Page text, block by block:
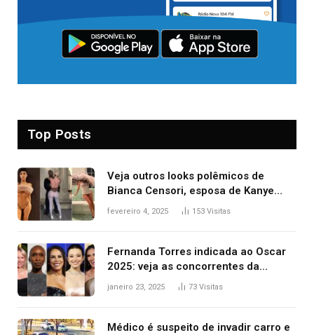
Top Posts
Veja outros looks polêmicos de
Bianca Censori, esposa de Kanye
West que apareceu nua no Grammy
fevereiro 4, 2025 153 Visitas
Fernanda Torres indicada ao Oscar
2025: veja as concorrentes da
brasileira a melhor atriz
janeiro 23, 2025 73 Visitas
Médico é suspeito de invadir carro e